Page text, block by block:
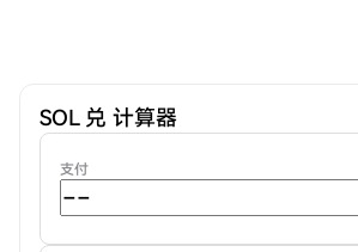
SOL 兑 计算器
支付